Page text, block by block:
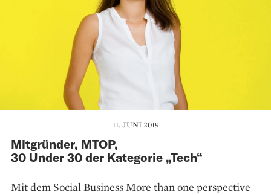
11. JUNI 2019
Mitgründer, MTOP,
30 Under 30 der Kategorie „Tech“
Mit dem Social Business More than one perspective